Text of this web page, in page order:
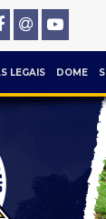
LEGAIS DOME